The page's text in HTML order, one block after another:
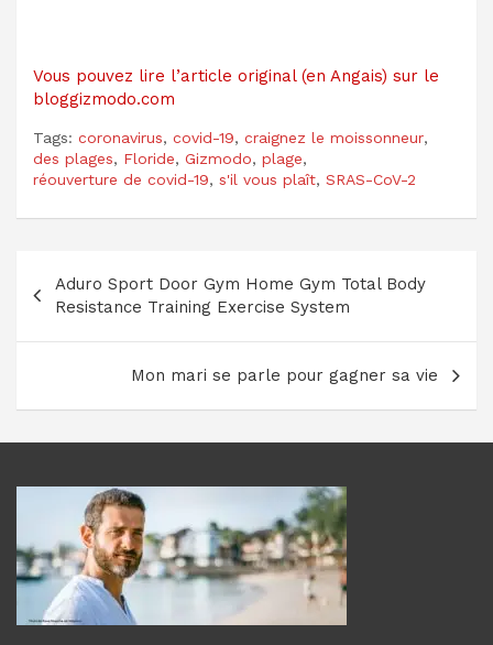
Vous pouvez lire l’article original (en Angais) sur le
bloggizmodo.com
Tags: coronavirus, covid-19, craignez le moissonneur,
des plages, Floride, Gizmodo, plage,
réouverture de covid-19, s'il vous plaît, SRAS-CoV-2
Navigation
de
l’article
Aduro Sport Door Gym Home Gym Total Body
Resistance Training Exercise System
Mon mari se parle pour gagner sa vie